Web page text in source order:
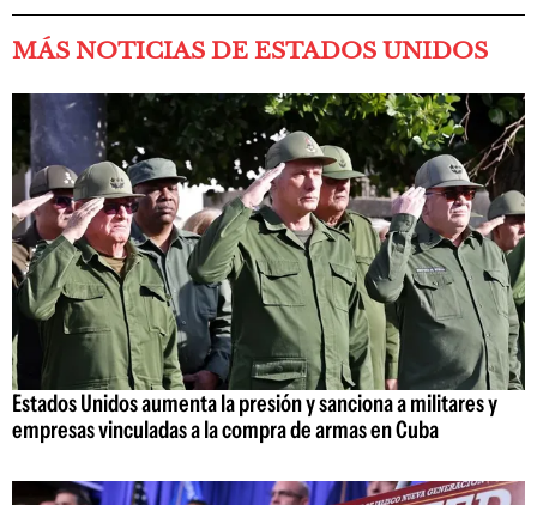
MÁS NOTICIAS DE ESTADOS UNIDOS
Estados Unidos aumenta la presión y sanciona a militares y
empresas vinculadas a la compra de armas en Cuba